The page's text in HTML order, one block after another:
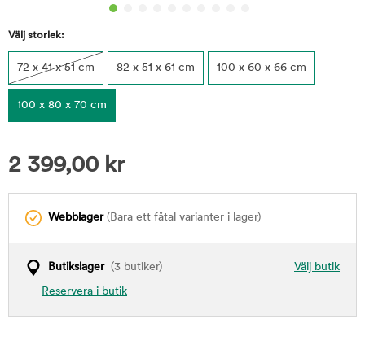
Välj storlek:
72 x 41 x 51 cm 82 x 51 x 61 cm 100 x 60 x 66 cm
100 x 80 x 70 cm
2 399,00 kr
Webblager(Bara ett fåtal varianter i lager)
Välj butik
Butikslager(3 butiker)
Reservera i butik